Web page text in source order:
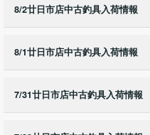
8/2廿日市店中古釣具入荷情報
8/1廿日市店中古釣具入荷情報
7/31廿日市店中古釣具入荷情報